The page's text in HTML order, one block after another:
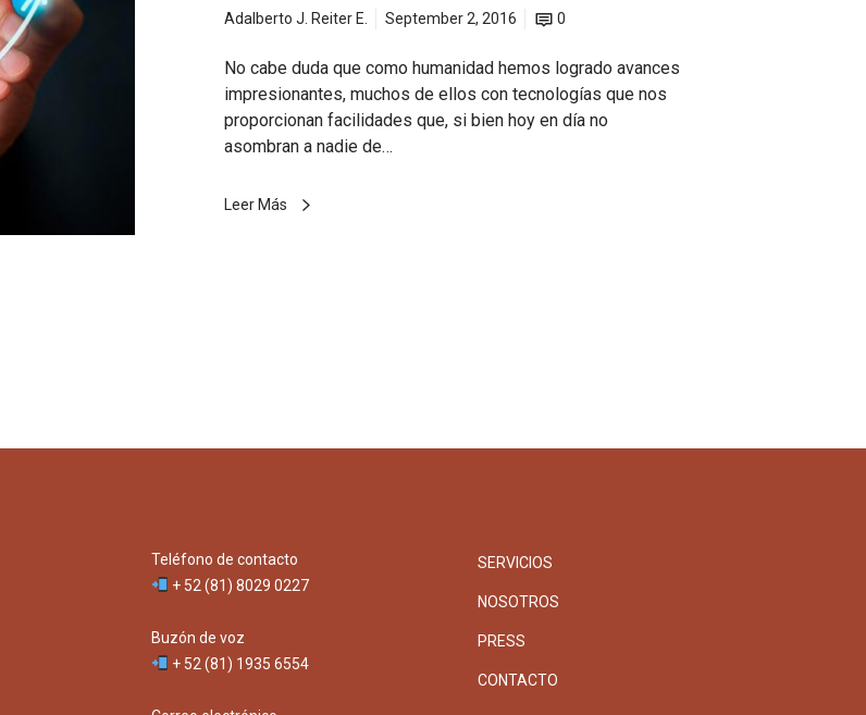
Adalberto J. Reiter E. September 2, 2016 0
No cabe duda que como humanidad hemos logrado avances
impresionantes, muchos de ellos con tecnologías que nos
proporcionan facilidades que, si bien hoy en día no
asombran a nadie de…
Leer Más
Teléfono de contacto
+ 52 (81) 8029 0227
Buzón de voz
+ 52 (81) 1935 6554
SERVICIOS
NOSOTROS
PRESS
CONTACTO